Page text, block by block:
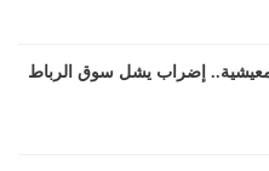
إضراب يشل سوق الرباط